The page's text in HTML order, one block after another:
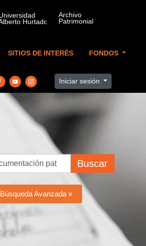
SITIOS DE INTERÉS FONDOS
Iniciar sesión
Buscar
Búsqueda Avanzada »